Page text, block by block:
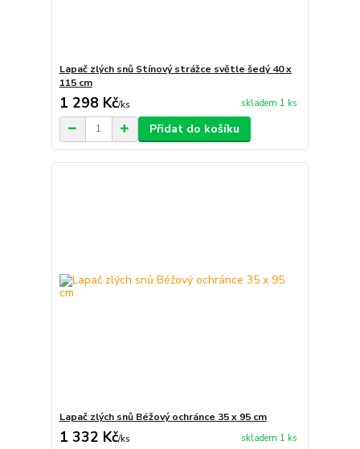
Lapač zlých snů Stínový strážce světle šedý 40 x
115 cm
1 298 Kč/ks skladem 1 ks
Přidat do košíku
Lapač zlých snů Béžový ochránce 35 x 95 cm
1 332 Kč/ks skladem 1 ks